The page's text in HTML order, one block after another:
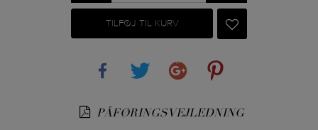
TILFØJ TIL KURV
PÅFØRINGSVEJLEDNING